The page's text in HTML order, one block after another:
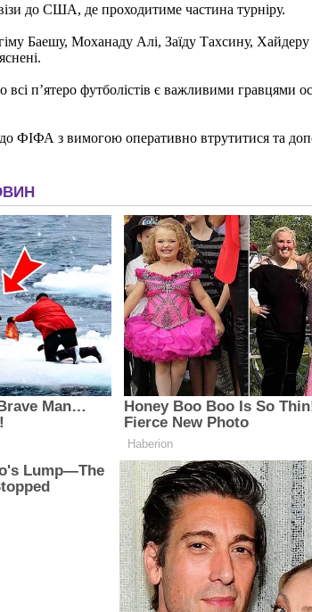
до США, де проходитиме частина турніру.
Баешу, Моханаду Алі, Заїду Тахсину,
п’ятеро футболістів є важливими гравцями
до ФІФА з вимогою оперативно втрутитися та